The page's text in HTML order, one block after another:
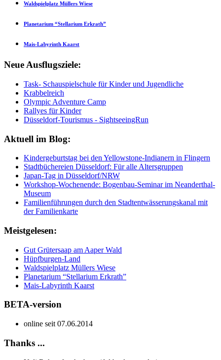
Waldspielplatz Müllers Wiese
Planetarium “Stellarium Erkrath”
Mais-Labyrinth Kaarst
Neue Ausflugsziele:
Task- Schauspielschule für Kinder und Jugendliche
Krabbelreich
Olympic Adventure Camp
Rallyes für Kinder
Düsseldorf-Tourismus - SightseeingRun
Aktuell im Blog:
Kindergeburtstag bei den Yellowstone-Indianern in Flingern
Stadtbüchereien Düsseldorf: Für alle Altersgruppen
Japan-Tag in Düsseldorf/NRW
Workshop-Wochenende: Bogenbau-Seminar im Neanderthal-
Museum
Familienführungen durch den Stadtentwässerungskanal mit
der Familienkarte
Meistgelesen:
Gut Grütersaap am Aaper Wald
Hüpfburgen-Land
Waldspielplatz Müllers Wiese
Planetarium “Stellarium Erkrath”
Mais-Labyrinth Kaarst
BETA-version
online seit 07.06.2014
Thanks ...